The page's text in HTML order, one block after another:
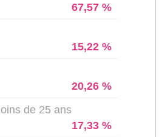
67,57 %
15,22 %
20,26 %
de 25 ans
17,33 %